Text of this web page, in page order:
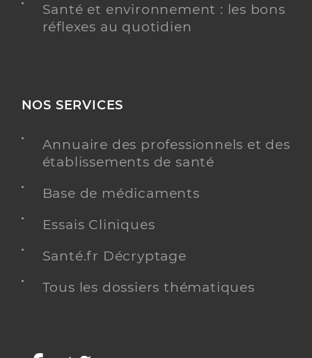
Santé et environnement : les bons
réflexes au quotidien
NOS SERVICES
Annuaire des professionnels et des
établissements de santé
Base de médicaments
Essais Cliniques
Santé.fr Décryptage
Tous les dossiers thématiques